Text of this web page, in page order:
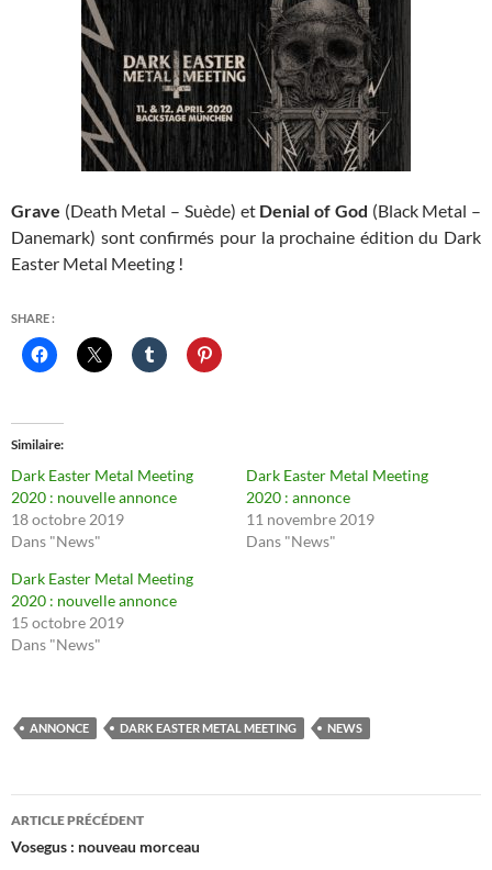
Grave (Death Metal – Suède) et Denial of God (Black Metal –
Danemark) sont confirmés pour la prochaine édition du Dark
Easter Metal Meeting !
SHARE :
Similaire
Dark Easter Metal Meeting
2020 : nouvelle annonce
18 octobre 2019
Dans "News"
Dark Easter Metal Meeting
2020 : annonce
11 novembre 2019
Dans "News"
Dark Easter Metal Meeting
2020 : nouvelle annonce
15 octobre 2019
Dans "News"
ANNONCE DARK EASTER METAL MEETING NEWS
Navigation
des
ARTICLE PRÉCÉDENT
Vosegus : nouveau morceau